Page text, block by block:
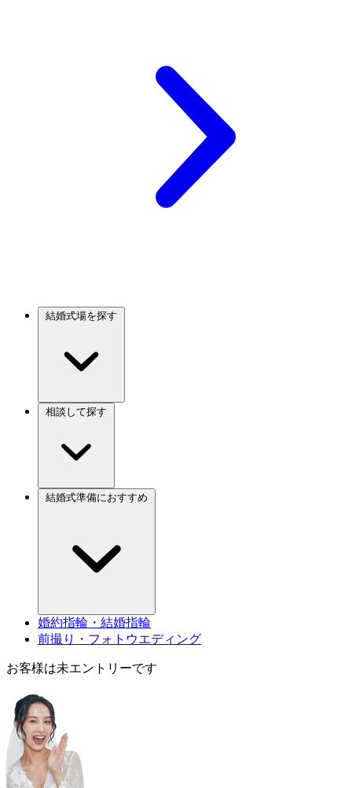
婚約指輪・結婚指輪
前撮り・フォトウエディング
お客様は未エントリーです